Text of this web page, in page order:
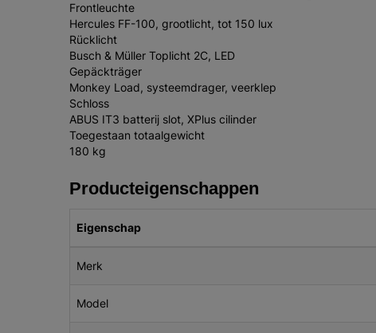
Frontleuchte
Hercules FF-100, grootlicht, tot 150 lux
Rücklicht
Busch & Müller Toplicht 2C, LED
Gepäckträger
Monkey Load, systeemdrager, veerklep
Schloss
ABUS IT3 batterij slot, XPlus cilinder
Toegestaan totaalgewicht
180 kg
Producteigenschappen
Eigenschap
Merk
Model